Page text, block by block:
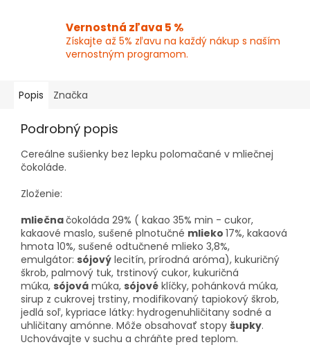
Vernostná zľava 5 %
Získajte až 5% zľavu na každý nákup s naším
vernostným programom.
Popis Značka
Podrobný popis
Cereálne sušienky bez lepku polomačané v mliečnej
čokoláde.
Zloženie:
mliečnačokoláda 29% ( kakao 35% min - cukor,
kakaové maslo, sušené plnotučné mlieko 17%, kakaová
hmota 10%, sušené odtučnené mlieko 3,8%,
emulgátor: sójový lecitín, prírodná aróma), kukuričný
škrob, palmový tuk, trstinový cukor, kukuričná
múka, sójová múka, sójové klíčky, pohánková múka,
sirup z cukrovej trstiny, modifikovaný tapiokový škrob,
jedlá soľ, kypriace látky: hydrogenuhličitany sodné a
uhličitany amónne. Môže obsahovať stopy šupky.
Uchovávajte v suchu a chráňte pred teplom.